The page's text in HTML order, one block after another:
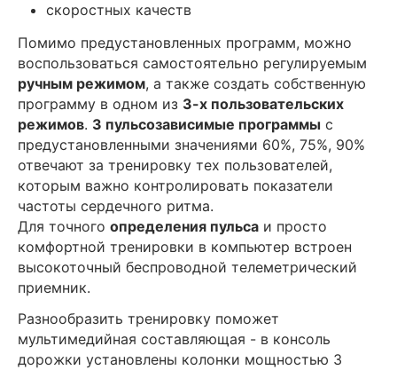
скоростных качеств
Помимо предустановленных программ, можно
воспользоваться самостоятельно регулируемым
ручным режимом, а также создать собственную
программу в одном из 3-х пользовательских
режимов. 3 пульсозависимые программы с
предустановленными значениями 60%, 75%, 90%
отвечают за тренировку тех пользователей,
которым важно контролировать показатели
частоты сердечного ритма.
Для точного определения пульса и просто
комфортной тренировки в компьютер встроен
высокоточный беспроводной телеметрический
приемник.
Разнообразить тренировку поможет
мультимедийная составляющая - в консоль
дорожки установлены колонки мощностью 3